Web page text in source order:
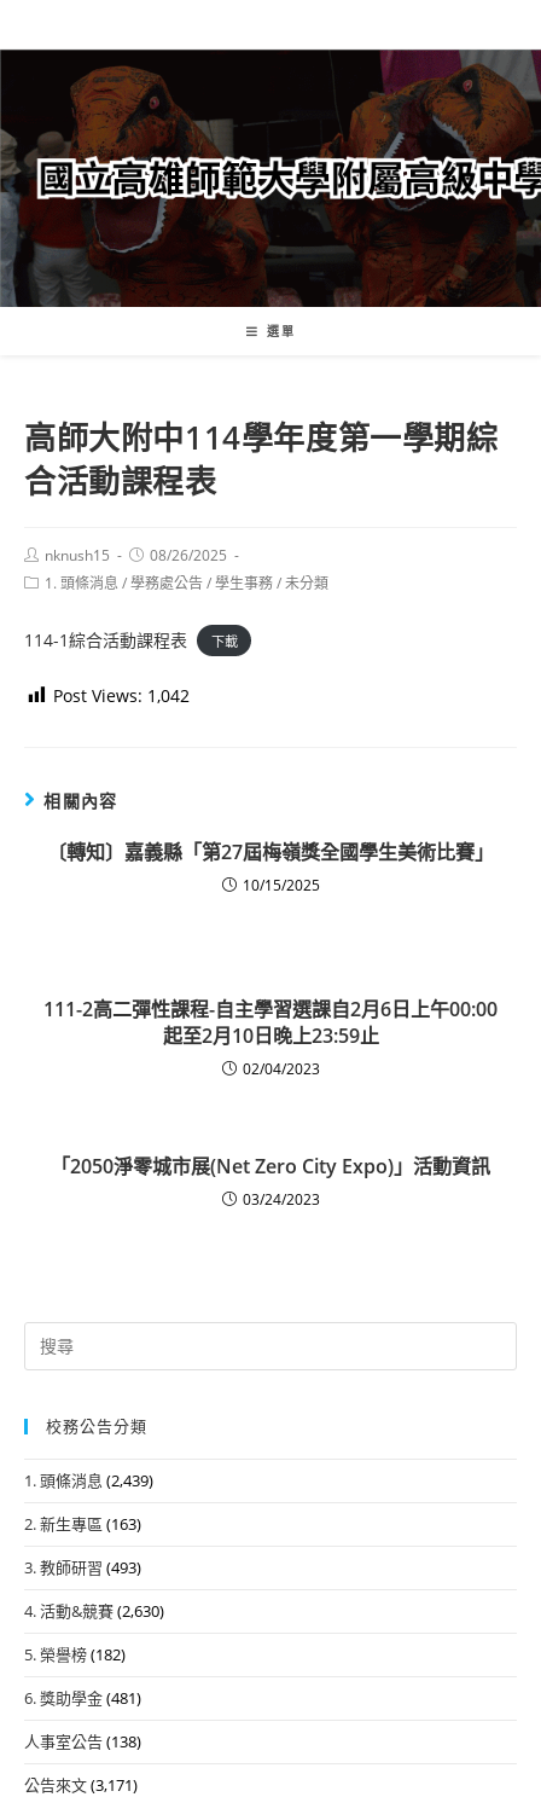
轉
要
內
容
選單
高師大附中114學年度第一學期綜
合活動課程表
Post
author:
nknush15
Post
published:
08/26/2025
Post1. 頭條消息 /學務處公告/學生事務/未分類
114-1綜合活動課程表 下載
Post Views: 1,042
相關內容
〔轉知〕嘉義縣「第27屆梅嶺獎全國學生美術比賽」
10/15/2025
111-2高二彈性課程-自主學習選課自2月6日上午00:00
起至2月10日晚上23:59止
02/04/2023
「2050淨零城市展(Net Zero City Expo)」活動資訊
03/24/2023
Search
for:
校務公告分類
1. 頭條消息 (2,439)
2. 新生專區 (163)
3. 教師研習 (493)
4. 活動&競賽(2,630)
5. 榮譽榜(182)
6. 獎助學金(481)
人事室公告(138)
公告來文(3,171)